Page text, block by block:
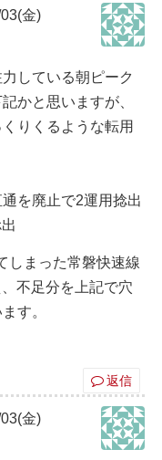
金)
している朝ピーク
かと思いますが、
りくるような転用
を廃止で2運用捻出
しまった常磐快速線
不足分を上記で穴
す。
返信
金)